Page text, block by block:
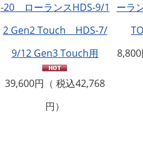
-20 ローランスHDS-9/1
2 Gen2 Touch HDS-7/
9/12 Gen3 Touch用
39,600円（ 税込42,768
円）
ーラ